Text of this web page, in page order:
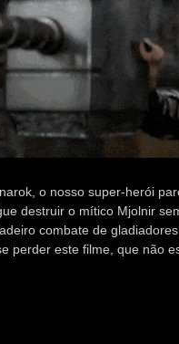
o nosso super-herói
destruir o mítico Mjolnir
combate de
perder este filme, que não